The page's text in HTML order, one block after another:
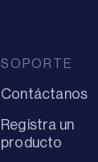
SOPORTE
Contáctanos
Registra un
producto